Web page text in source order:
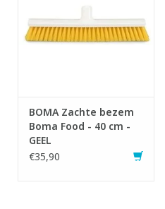
BOMA Zachte bezem
Boma Food - 40 cm -
GEEL
€35,90